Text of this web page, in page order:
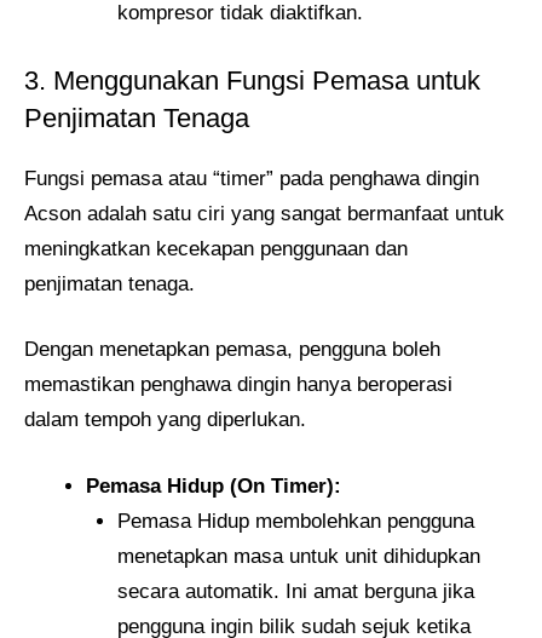
kompresor tidak diaktifkan.
3. Menggunakan Fungsi Pemasa untuk
Penjimatan Tenaga
Fungsi pemasa atau “timer” pada penghawa dingin
Acson adalah satu ciri yang sangat bermanfaat untuk
meningkatkan kecekapan penggunaan dan
penjimatan tenaga.
Dengan menetapkan pemasa, pengguna boleh
memastikan penghawa dingin hanya beroperasi
dalam tempoh yang diperlukan.
Pemasa Hidup (On Timer):
Pemasa Hidup membolehkan pengguna
menetapkan masa untuk unit dihidupkan
secara automatik. Ini amat berguna jika
pengguna ingin bilik sudah sejuk ketika